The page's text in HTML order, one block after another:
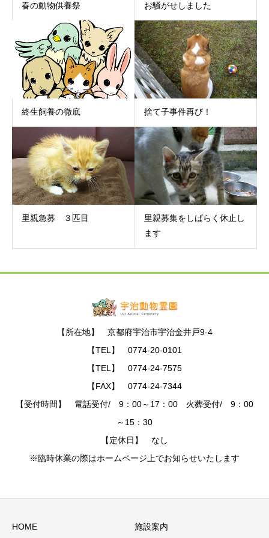
春の動物供養祭 お騒がせしました
終生飼養の徹底 捨て子事件再び！
里親急募 ３匹目
里親募集をしばらく休止し
ます
【所在地】 京都府宇治市宇治金井戸9-4
【TEL】 0774-20-0101
【TEL】 0774-24-7575
【FAX】 0774-24-7344
【受付時間】 電話受付/ 9：00～17：00 火葬受付/ 9：00
～15：30
【定休日】 なし
※臨時休業の際はホームページ上でお知らせいたします
HOME 施設案内